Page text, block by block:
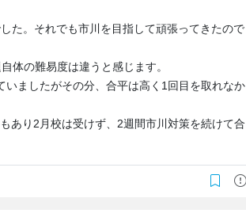
た。それでも市川を目指して頑張ってきたので
体の難易度は違うと感じます。
ましたがその分、合平は高く1回目を取れなか
あり2月校は受けず、2週間市川対策を続けて合